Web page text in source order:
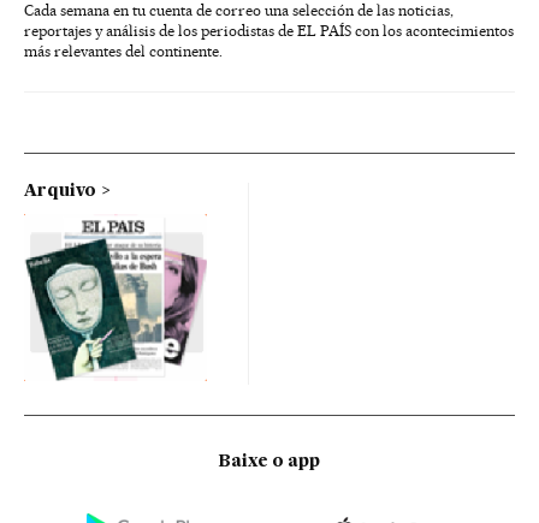
Cada semana en tu cuenta de correo una selección de las noticias,
reportajes y análisis de los periodistas de EL PAÍS con los acontecimientos
más relevantes del continente.
Arquivo
Baixe o app